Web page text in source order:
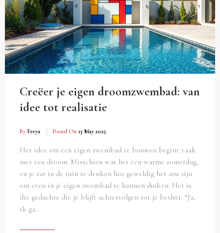
Creëer je eigen droomzwembad: van
idee tot realisatie
By Freya Posted On 13 May 2025
Het idee om een eigen zwembad te bouwen begint vaak
met een droom. Misschien was het een warme zomerdag,
en je zat in de tuin te denken hoe geweldig het zou zijn
om even in je eigen zwembad te kunnen duiken. Het is
die gedachte die je blijft achtervolgen tot je besluit: “Ja,
ik ga…